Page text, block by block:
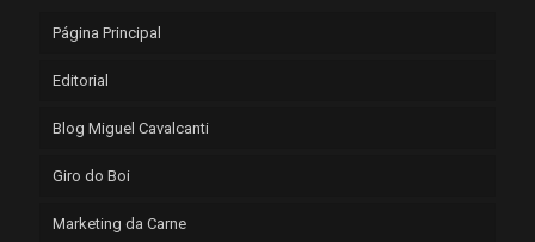
Página Principal
Editorial
Blog Miguel Cavalcanti
Giro do Boi
Marketing da Carne